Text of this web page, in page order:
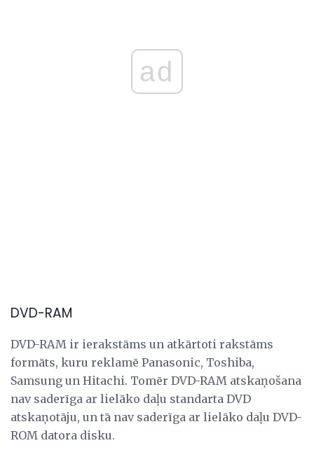
ad
DVD-RAM
DVD-RAM ir ierakstāms un atkārtoti rakstāms
formāts, kuru reklamē Panasonic, Toshiba,
Samsung un Hitachi. Tomēr DVD-RAM atskaņošana
nav saderīga ar lielāko daļu standarta DVD
atskaņotāju, un tā nav saderīga ar lielāko daļu DVD-
ROM datora disku.